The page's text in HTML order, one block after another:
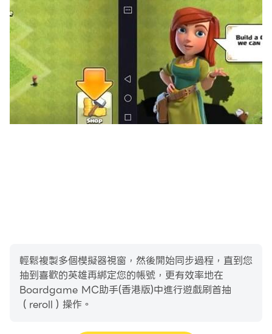
輕鬆複製多個模擬器視窗，然後開始同步過程，直到您
抽到喜歡的英雄再綁定您的帳號，更有效率地在
Boardgame MC助手(香港版)中進行遊戲刷首抽
（reroll）操作。